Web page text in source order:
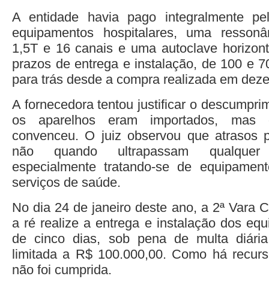
A entidade havia pago integralmente
equipamentos hospitalares, uma
1,5T e 16 canais e uma autoclave
prazos de entrega e instalação, de 100 e
para trás desde a compra realizada em
A fornecedora tentou justificar o
os aparelhos eram importados, mas
convenceu. O juiz observou que atrasos
não quando ultrapassam
especialmente tratando-se de
serviços de saúde.
No dia 24 de janeiro deste ano, a 2ª Vara
a ré realize a entrega e instalação dos
de cinco dias, sob pena de multa
limitada a R$ 100.000,00. Como há
não foi cumprida.